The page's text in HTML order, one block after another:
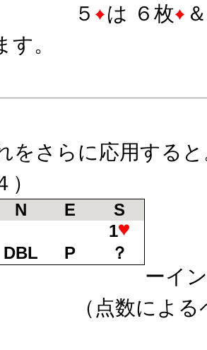
は ６枚
す。
らに応用すると
N E
S
1
DBL P ？
ーイ
によるペナ